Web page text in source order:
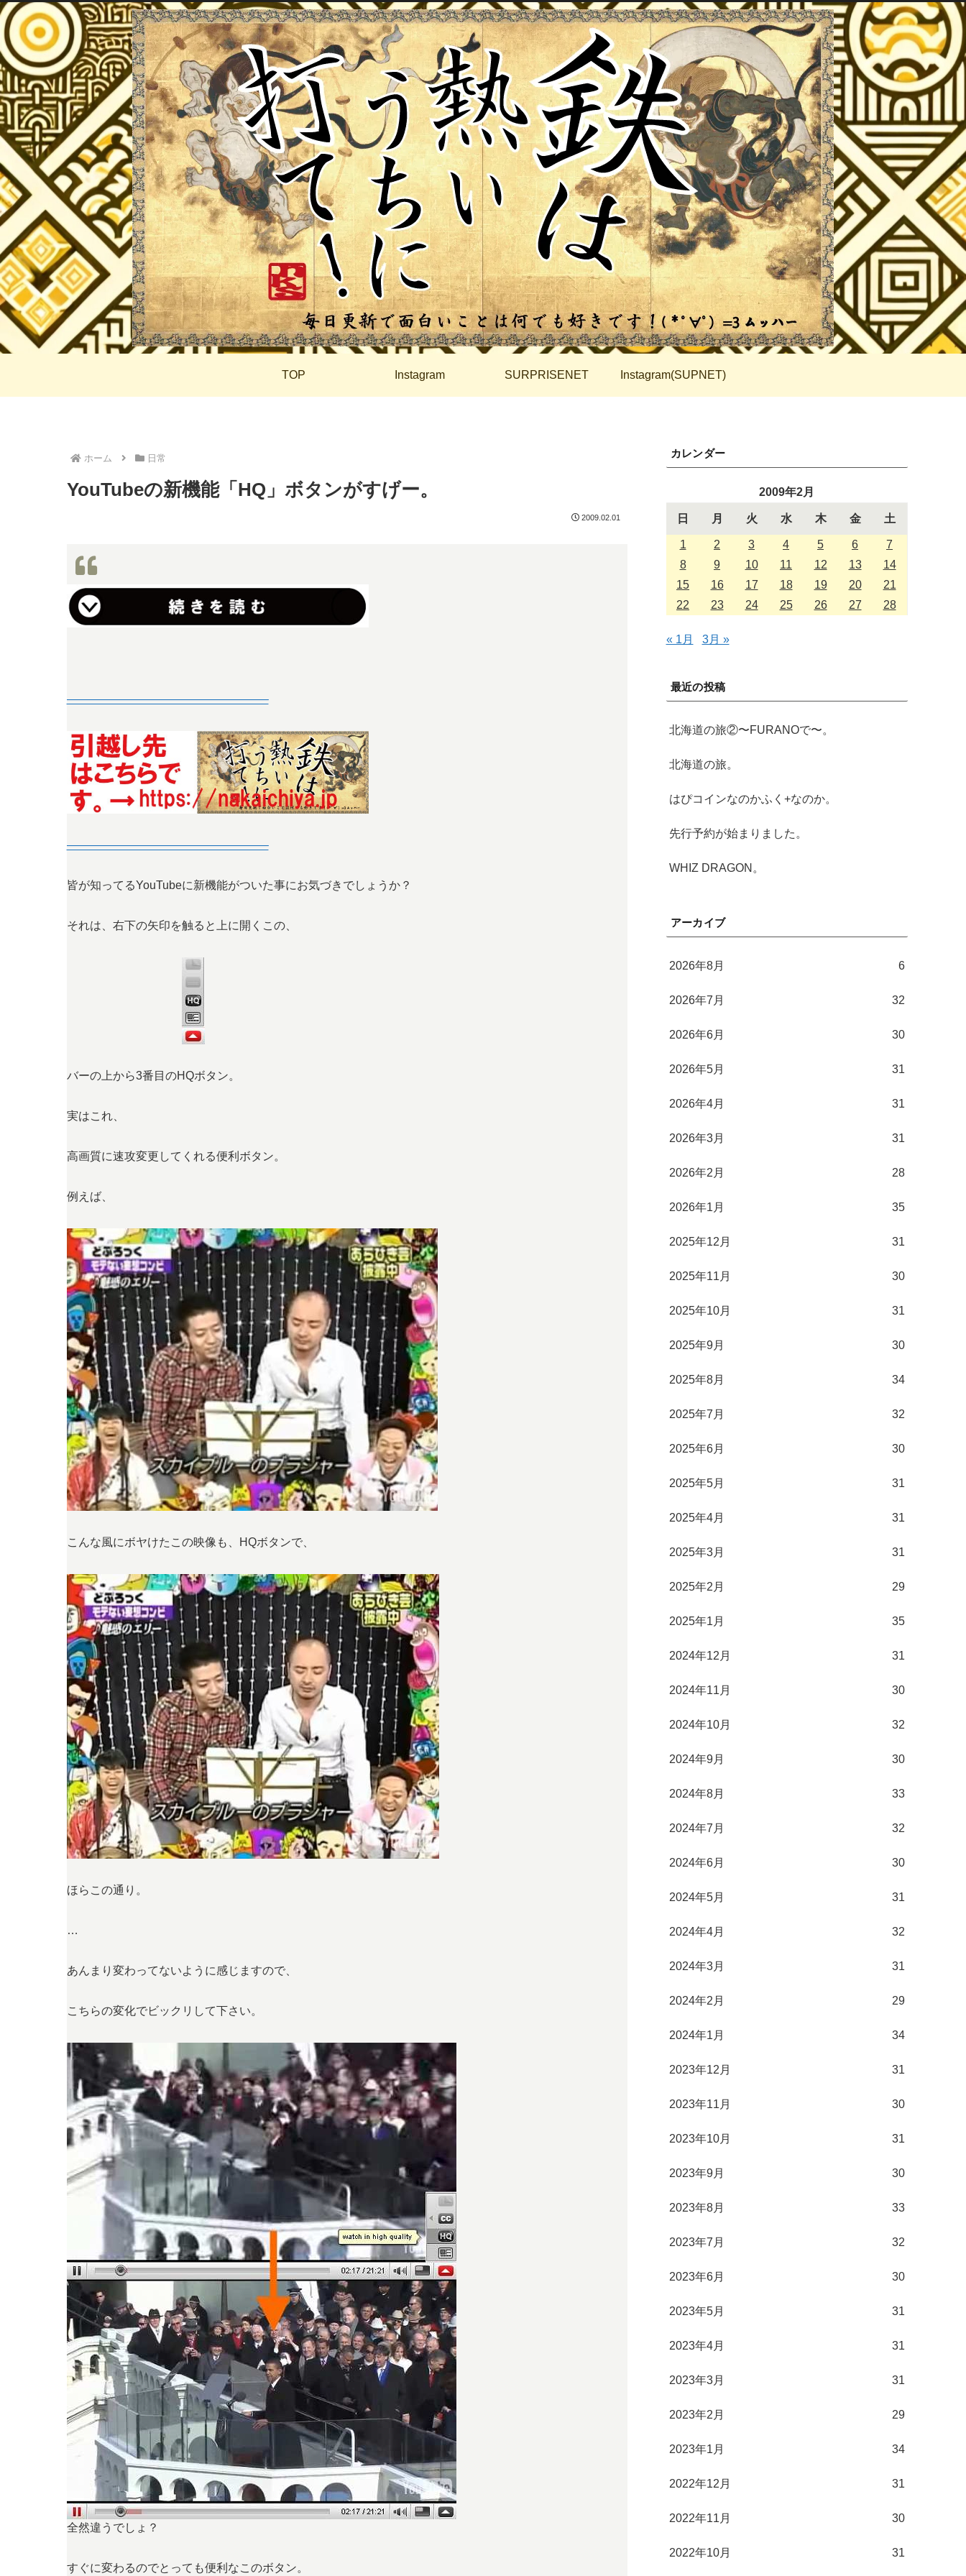
TOP Instagram SURPRISENET Instagram(SUPNET)
ホーム 日常
YouTubeの新機能「HQ」ボタンがすげー。
2009.02.01
—————————————————–
—————————————————–
皆が知ってるYouTubeに新機能がついた事にお気づきでしょうか？
それは、右下の矢印を触ると上に開くこの、
バーの上から3番目のHQボタン。
実はこれ、
高画質に速攻変更してくれる便利ボタン。
例えば、
こんな風にボヤけたこの映像も、HQボタンで、
ほらこの通り。
…
あんまり変わってないように感じますので、
こちらの変化でビックリして下さい。
全然違うでしょ？
すぐに変わるのでとっても便利なこのボタン。
カレンダー
2009年2月
日 月 火 水 木 金 土
1 2 3 4 5 6
7
8
9 10 11 12 13
14
15
16 17 18 19 20
21
22
23 24 25 26 27 28
« 1月 3月 »
最近の投稿
北海道の旅②〜FURANOで〜。
北海道の旅。
はぴコインなのかふく+なのか。
先行予約が始まりました。
WHIZ DRAGON。
アーカイブ
2026年8月 6
2026年7月 32
2026年6月 30
2026年5月 31
2026年4月 31
2026年3月 31
2026年2月 28
2026年1月 35
2025年12月 31
2025年11月 30
2025年10月 31
2025年9月 30
2025年8月 34
2025年7月 32
2025年6月 30
2025年5月 31
2025年4月 31
2025年3月 31
2025年2月 29
2025年1月 35
2024年12月 31
2024年11月 30
2024年10月 32
2024年9月 30
2024年8月 33
2024年7月 32
2024年6月 30
2024年5月 31
2024年4月 32
2024年3月 31
2024年2月 29
2024年1月 34
2023年12月 31
2023年11月 30
2023年10月 31
2023年9月 30
2023年8月 33
2023年7月 32
2023年6月 30
2023年5月 31
2023年4月 31
2023年3月 31
2023年2月 29
2023年1月 34
2022年12月 31
2022年11月 30
2022年10月 31